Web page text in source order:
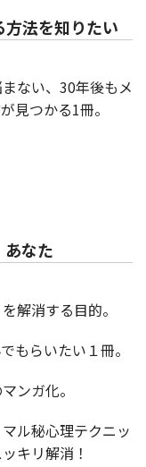
方法を知りたい
ない、30年後もメ
見つかる1冊。
なた
解消する目的。
もらいたい１冊。
ンガ化。
ル秘心理テクニッ
キリ解消！